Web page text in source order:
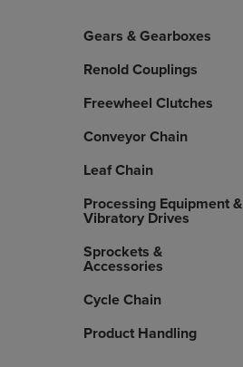
Gears & Gearboxes
Renold Couplings
Freewheel Clutches
Conveyor Chain
Leaf Chain
Processing Equipment &
Vibratory Drives
Sprockets &
Accessories
Cycle Chain
Product Handling